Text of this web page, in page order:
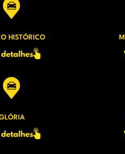
HISTÓRICO